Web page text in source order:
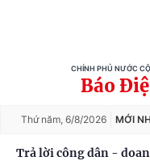
CHÍNH PHỦ NƯỚC
Báo
Thứ năm, 6/8/2026 MỚI
Trả lời công dân -